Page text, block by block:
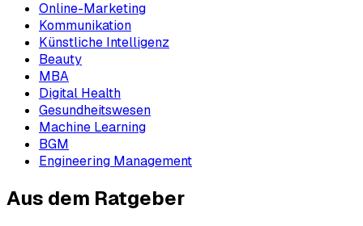
Online-Marketing
Kommunikation
Künstliche Intelligenz
Beauty
MBA
Digital Health
Gesundheitswesen
Machine Learning
BGM
Engineering Management
Aus dem Ratgeber